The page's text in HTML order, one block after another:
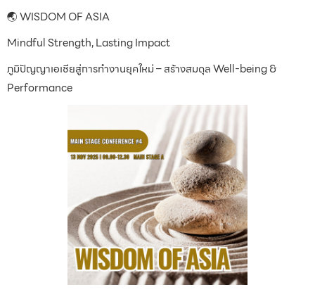
🌏 WISDOM OF ASIA
Mindful Strength, Lasting Impact
ภูมิปัญญาเอเชียสู่การทำงานยุคใหม่ – สร้างสมดุล Well-being &
Performance